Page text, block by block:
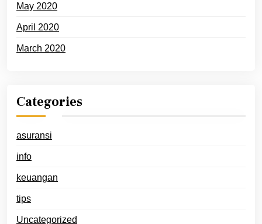
May 2020
April 2020
March 2020
Categories
asuransi
info
keuangan
tips
Uncategorized